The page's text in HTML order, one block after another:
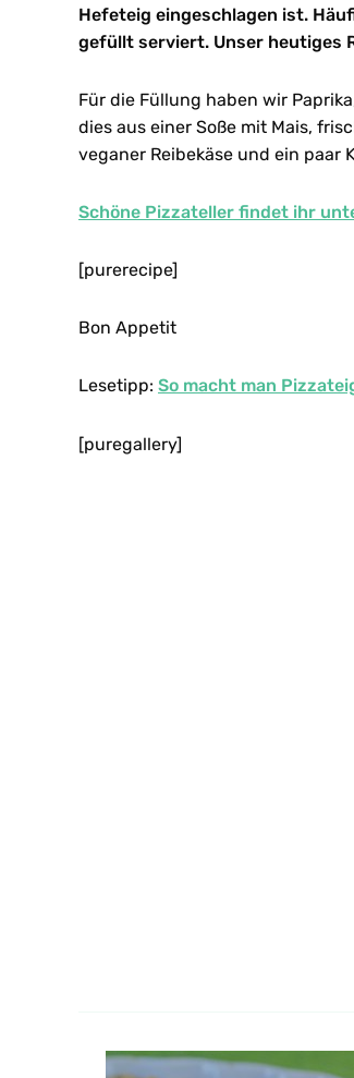
Hefeteig eingeschlagen ist.
gefüllt serviert. Unser heutiges
Für die Füllung haben wir
dies aus einer Soße mit Mais,
veganer Reibekäse und ein paar
Schöne Pizzateller findet ihr
[purerecipe]
Bon Appetit
Lesetipp: So macht man
[puregallery]